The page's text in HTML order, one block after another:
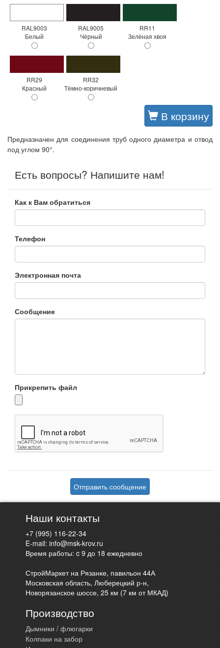
RAL9003
Белый
RAL9005
Чёрный
RR11
Зелёная хвоя
RR29
Красный
RR32
Тёмно-коричневый
В корзину
Предназначен для соединения труб одного диаметра и отвод
под углом 90°.
Есть вопросы? Напишите нам!
Как к Вам обратиться
Телефон
Электронная почта
Сообщение
Прикрепить файл
Отправить сообщение
Наши контакты
+7 (995) 116-22-34
E-mail:info@msk-krov.ru
Время работы: c 9 до 18 ежедневно
СтройМаркет на Рязанке, павильон 44А
Московская область, Люберецкий р-н,
Новорязанское шоссе, 25 км (7 км от МКАД)
Производство
Дымники / флюгарки
Колпаки на забор